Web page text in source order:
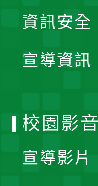
資訊安全
宣導資訊
校園影音
宣導影片